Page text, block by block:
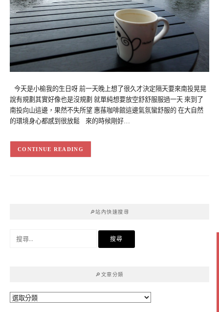
今天是小榆我的生日呀 前一天晚上想了很久才決定隔天要來南投晃晃
說有規劃其實好像也是沒規劃 就單純想要放空舒舒服服過一天 來到了
南投向山這邊，果然不失所望 惠蓀咖啡館這邊氣氛蠻舒服的 在大自然
的環境身心都感到很放鬆 來的時候剛好…
CONTINUE READING
🔎站內快速搜尋
🔎文章分類
🔎